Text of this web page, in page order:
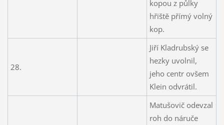
kopou z půlky
hřiště přímý volný
kop.
28.
Jiří Kladrubský se
hezky uvolnil,
jeho centr ovšem
Klein odvrátil.
Matušovič odevzal
roh do náruče